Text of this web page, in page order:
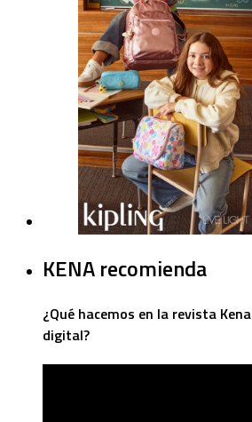
KENA recomienda
¿Qué hacemos en la revista Kena
digital?